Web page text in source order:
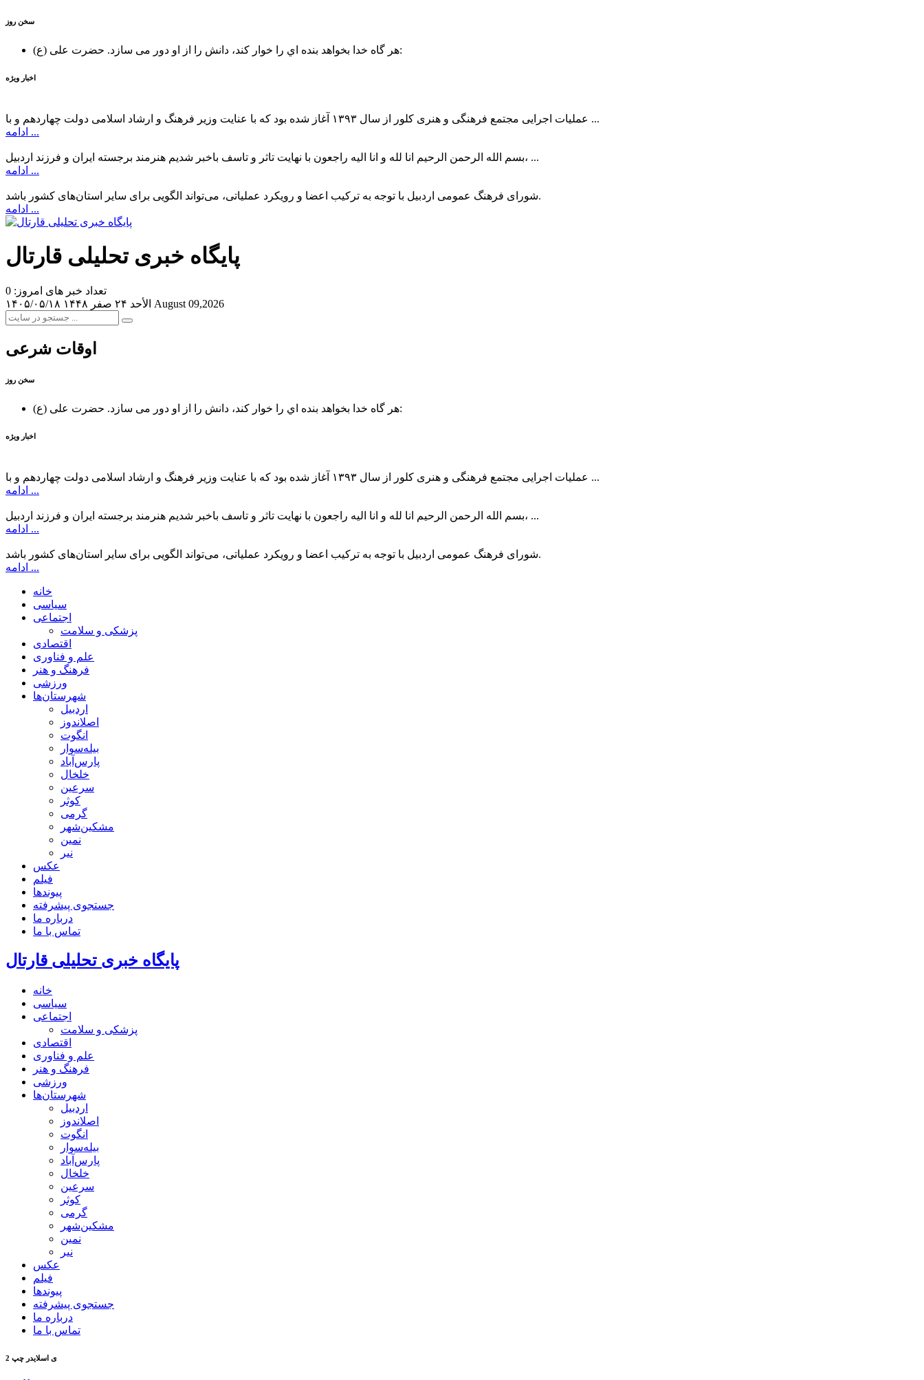
سخن روز
هر گاه خدا بخواهد بنده اي را خوار كند، دانش را از او دور می سازد.حضرت علی (ع):
اخبار ویژه
عملیات اجرایی مجتمع فرهنگی و هنری کلور از سال ۱۳۹۳ آغاز شده بود که با عنایت وزیر فرهنگ و ارشاد اسلامی دولت چهاردهم و با ...
ادامه ...
بسم الله الرحمن الرحیم انا لله و انا الیه راجعون با نهایت تاثر و تاسف باخبر شدیم هنرمند برجسته ایران و فرزند اردبیل، ...
ادامه ...
شورای فرهنگ عمومی اردبیل با توجه به ترکیب اعضا و رویکرد عملیاتی، می‌تواند الگویی برای سایر استان‌های کشور باشد.
ادامه ...
پایگاه خبری تحلیلی قارتال
تعداد خبر های امروز: 0
۱۴۰۵/۰۵/۱۸
الأحد ۲۴ صفر ۱۴۴۸ August 09,2026
اوقات شرعی
سخن روز
هر گاه خدا بخواهد بنده اي را خوار كند، دانش را از او دور می سازد.حضرت علی (ع):
اخبار ویژه
عملیات اجرایی مجتمع فرهنگی و هنری کلور از سال ۱۳۹۳ آغاز شده بود که با عنایت وزیر فرهنگ و ارشاد اسلامی دولت چهاردهم و با ...
ادامه ...
بسم الله الرحمن الرحیم انا لله و انا الیه راجعون با نهایت تاثر و تاسف باخبر شدیم هنرمند برجسته ایران و فرزند اردبیل، ...
ادامه ...
شورای فرهنگ عمومی اردبیل با توجه به ترکیب اعضا و رویکرد عملیاتی، می‌تواند الگویی برای سایر استان‌های کشور باشد.
ادامه ...
خانه
سیاسی
اجتماعی
پزشکی و سلامت
اقتصادی
علم و فناوری
فرهنگ و هنر
ورزشی
شهرستان‌ها
اردبیل
اصلاندوز
انگوت
بیله‌سوار
پارس‌آباد
خلخال
سرعین
کوثر
گرمی
مشکین‌شهر
نمین
نیر
عکس
فیلم
پیوندها
جستجوی پیشرفته
درباره ما
تماس با ما
پایگاه خبری تحلیلی قارتال
خانه
سیاسی
اجتماعی
پزشکی و سلامت
اقتصادی
علم و فناوری
فرهنگ و هنر
ورزشی
شهرستان‌ها
اردبیل
اصلاندوز
انگوت
بیله‌سوار
پارس‌آباد
خلخال
سرعین
کوثر
گرمی
مشکین‌شهر
نمین
نیر
عکس
فیلم
پیوندها
جستجوی پیشرفته
درباره ما
تماس با ما
ی اسلایدر چپ 2